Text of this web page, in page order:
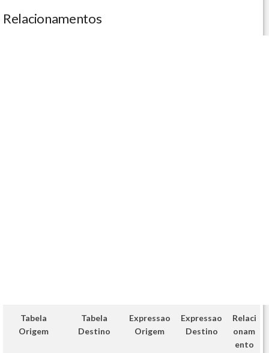
Relacionamentos
Tabela
Origem
Tabela
Destino
Expressao
Origem
Expressao
Destino
Relaci
onam
ento